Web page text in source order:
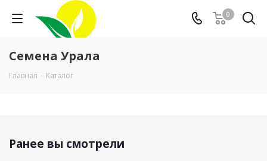
0
Семена Урала
Главная - Каталог
Ранее вы смотрели